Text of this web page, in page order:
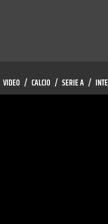
VIDEO / CALCIO / SERIE A /